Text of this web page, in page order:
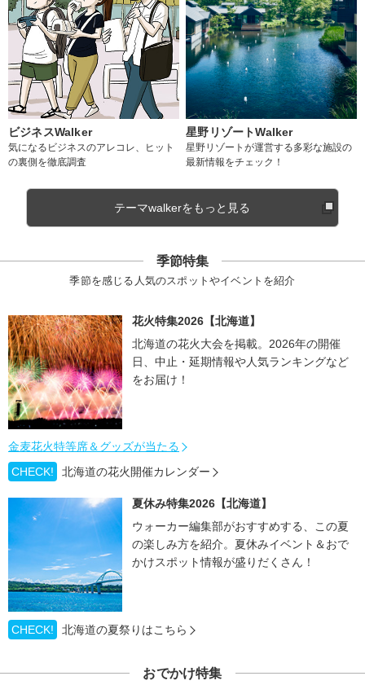
ビジネスWalker
気になるビジネスのアレコレ、ヒット
の裏側を徹底調査
星野リゾートWalker
星野リゾートが運営する多彩な施設の
最新情報をチェック！
テーマwalkerをもっと見る
季節特集
季節を感じる人気のスポットやイベントを紹介
花火特集2026【北海道】
北海道の花火大会を掲載。2026年の開催
日、中止・延期情報や人気ランキングなど
をお届け！
金麦花火特等席＆グッズが当たる
CHECK!
北海道の花火開催カレンダー
夏休み特集2026【北海道】
ウォーカー編集部がおすすめする、この夏
の楽しみ方を紹介。夏休みイベント＆おで
かけスポット情報が盛りだくさん！
CHECK! 北海道の夏祭りはこちら
おでかけ特集